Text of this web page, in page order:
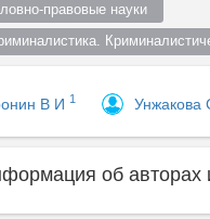
правовые науки
В И 1 Унжакова
об авторах